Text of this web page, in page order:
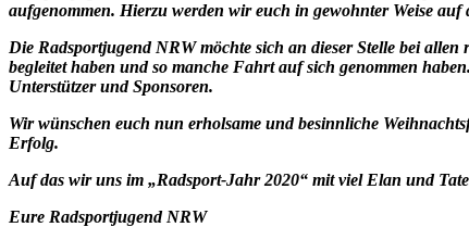
aufgenommen. Hierzu werden wir euch in gewohnter Weise auf
Die Radsportjugend NRW möchte sich an dieser Stelle bei
begleitet haben und so manche Fahrt auf sich genommen
Unterstützer und Sponsoren.
Wir wünschen euch nun erholsame und besinnliche
Erfolg.
Auf das wir uns im „Radsport-Jahr 2020“ mit viel Elan und
Eure Radsportjugend NRW